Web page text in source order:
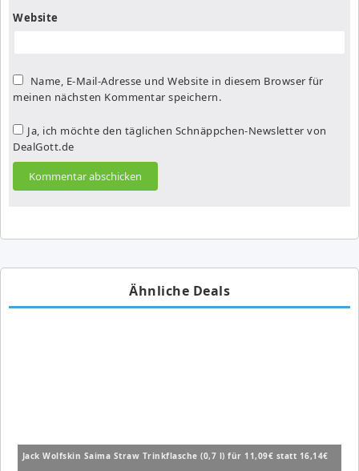
Website
Name, E-Mail-Adresse und Website in diesem Browser für
meinen nächsten Kommentar speichern.
Ja, ich möchte den täglichen Schnäppchen-Newsletter von
DealGott.de
Ähnliche Deals
Jack Wolfskin Saima Straw Trinkflasche (0,7 l) für 11,09€ statt 16,14€